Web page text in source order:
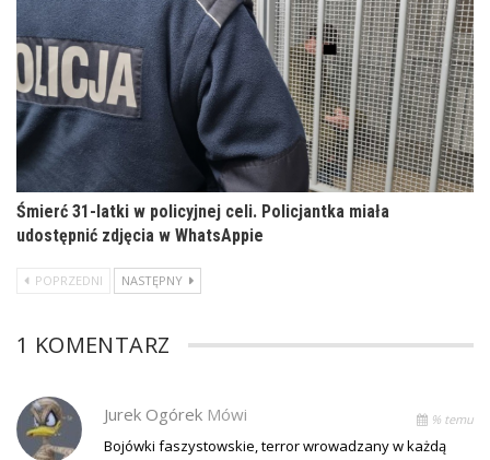
Śmierć 31-latki w policyjnej celi. Policjantka miała
udostępnić zdjęcia w WhatsAppie
POPRZEDNI NASTĘPNY
1 KOMENTARZ
Jurek Ogórek Mówi % temu
Bojówki faszystowskie, terror wrowadzany w każdą